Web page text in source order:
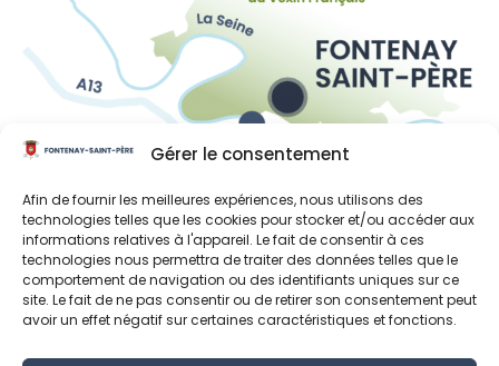
Gérer le consentement
Afin de fournir les meilleures expériences, nous utilisons des
technologies telles que les cookies pour stocker et/ou accéder aux
informations relatives à l'appareil. Le fait de consentir à ces
technologies nous permettra de traiter des données telles que le
comportement de navigation ou des identifiants uniques sur ce
site. Le fait de ne pas consentir ou de retirer son consentement peut
avoir un effet négatif sur certaines caractéristiques et fonctions.
Liens utiles
Région Île-de-France
Département des Yvelines
Grand Paris Seine et Oise